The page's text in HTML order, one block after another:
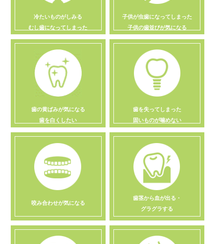
冷たいものがしみる
むし歯になってしまった
子供が虫歯になってしまった
子供の歯並びが気になる
歯の黄ばみが気になる
歯を白くしたい
歯を失ってしまった
固いものが噛めない
咬み合わせが気になる
歯茎から血が出る・
グラグラする